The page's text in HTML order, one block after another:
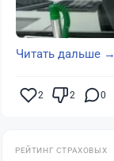
Читать дальше →
2 2 0
РЕЙТИНГ СТРАХОВЫХ